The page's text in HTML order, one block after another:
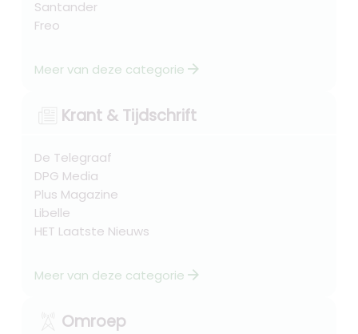
Santander
Freo
Meer van deze categorie arrow_forward
Krant & Tijdschrift
De Telegraaf
DPG Media
Plus Magazine
Libelle
HET Laatste Nieuws
Meer van deze categorie arrow_forward
Omroep